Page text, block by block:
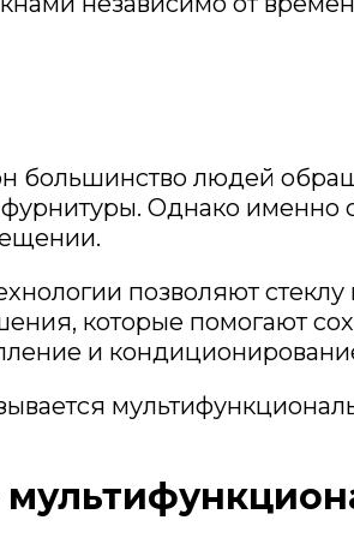
большинство людей
Однако именно
позволяют
которые помогают
и